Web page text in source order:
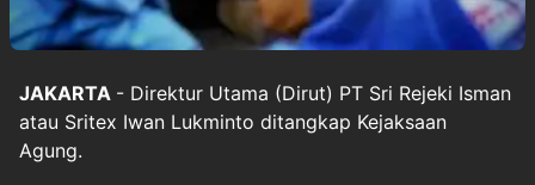
JAKARTA - Direktur Utama (Dirut) PT Sri Rejeki Isman
atau Sritex Iwan Lukminto ditangkap Kejaksaan
Agung.